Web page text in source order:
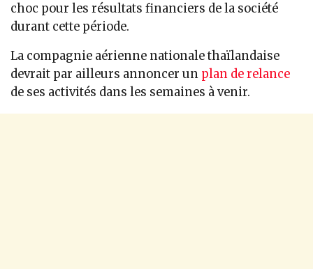
choc pour les résultats financiers de la société
durant cette période.
La compagnie aérienne nationale thaïlandaise
devrait par ailleurs annoncer un plan de relance
de ses activités dans les semaines à venir.